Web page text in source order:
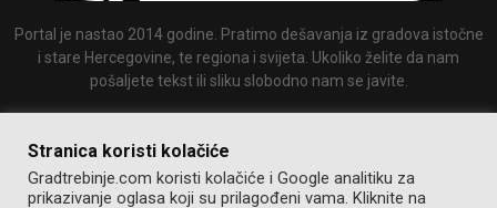
Portal je nastao 2014 godine. Pratimo dešavanja iz gradova istočne
i stare Hercegovine, te regiona i svijeta. Ukoliko želite da nam
pošaljete tekst ili sliku slobodno nam se javite.
Stranica koristi kolačiće
Gradtrebinje.com koristi kolačiće i Google analitiku za
prikazivanje oglasa koji su prilagođeni vama. Kliknite na